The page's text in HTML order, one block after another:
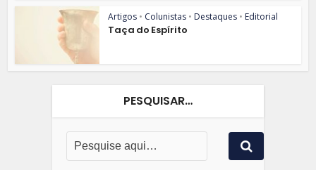
Artigos • Colunistas • Destaques • Editorial
Taça do Espírito
PESQUISAR…